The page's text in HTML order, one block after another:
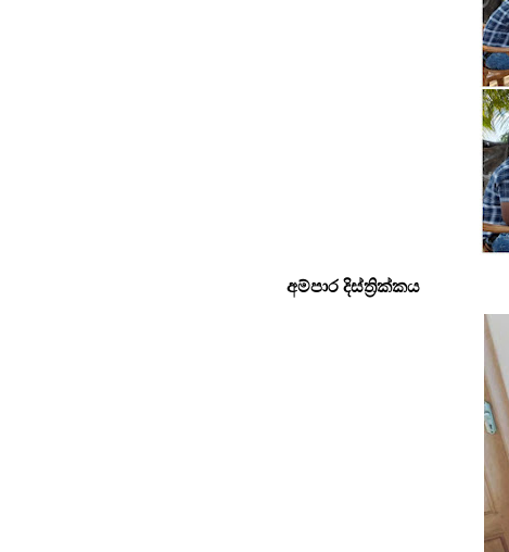
අම්පාර දිස්ත්‍රික්කය